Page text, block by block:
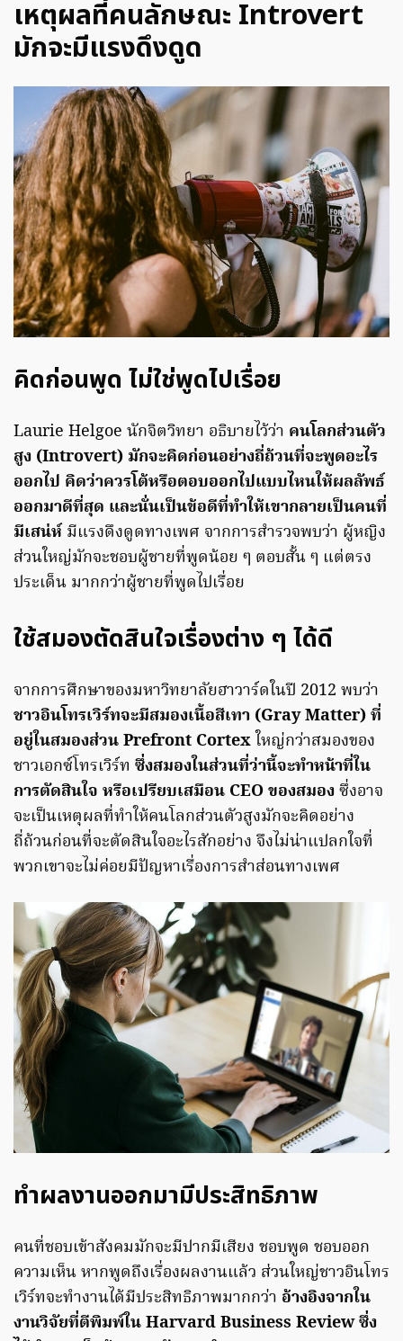
เหตุผลที่คนลักษณะ Introvert
มักจะมีแรงดึงดูด
คิดก่อนพูด ไม่ใช่พูดไปเรื่อย
Laurie Helgoe นักจิตวิทยา อธิบายไว้ว่า คนโลกส่วนตัว
สูง (Introvert) มักจะคิดก่อนอย่างถี่ถ้วนที่จะพูดอะไร
ออกไป คิดว่าควรโต้หรือตอบออกไปแบบไหนให้ผลลัพธ์
ออกมาดีที่สุด และนั่นเป็นข้อดีที่ทำให้เขากลายเป็นคนที่
มีเสน่ห์ มีแรงดึงดูดทางเพศ จากการสำรวจพบว่า ผู้หญิง
ส่วนใหญ่มักจะชอบผู้ชายที่พูดน้อย ๆ ตอบสั้น ๆ แต่ตรง
ประเด็น มากกว่าผู้ชายที่พูดไปเรื่อย
ใช้สมองตัดสินใจเรื่องต่าง ๆ ได้ดี
จากการศึกษาของมหาวิทยาลัยฮาวาร์ดในปี 2012 พบว่า
ชาวอินโทรเวิร์ทจะมีสมองเนื้อสีเทา (Gray Matter) ที่
อยู่ในสมองส่วน Prefront Cortexใหญ่กว่าสมองของ
ชาวเอกซ์โทรเวิร์ท ซึ่งสมองในส่วนที่ว่านี้จะทำหน้าที่ใน
การตัดสินใจ หรือเปรียบเสมือน CEO ของสมองซึ่งอาจ
จะเป็นเหตุผลที่ทำให้คนโลกส่วนตัวสูงมักจะคิดอย่าง
ถี่ถ้วนก่อนที่จะตัดสินใจอะไรสักอย่าง จึงไม่น่าแปลกใจที่
พวกเขาจะไม่ค่อยมีปัญหาเรื่องการสำส่อนทางเพศ
ทำผลงานออกมามีประสิทธิภาพ
คนที่ชอบเข้าสังคมมักจะมีปากมีเสียง ชอบพูด ชอบออก
ความเห็น หากพูดถึงเรื่องผลงานแล้ว ส่วนใหญ่ชาวอินโทร
เวิร์ทจะทำงานได้มีประสิทธิภาพมากกว่า อ้างอิงจากใน
งานวิจัยที่ตีพิมพ์ใน Harvard Business Review ซึ่ง